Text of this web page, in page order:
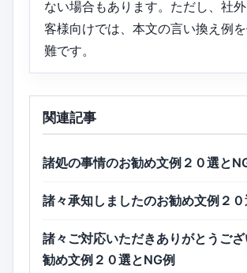
ない場合もあります。ただし、社
客様向けでは、本文の言い換え例
難です。
関連記事
諸処の事情のお勧め文例２０選と
諸々承知しましたのお勧め文例２０
諸々ご対応いただきありがとうご
勧め文例２０選とNG例